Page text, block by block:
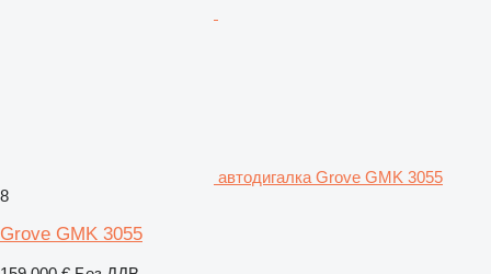
автодигалка Grove GMK 3055
8
Grove GMK 3055